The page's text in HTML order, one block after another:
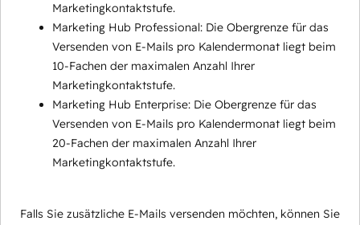
Marketingkontaktstufe.
Marketing Hub Professional: Die Obergrenze für das
Versenden von E-Mails pro Kalendermonat liegt beim
10-Fachen der maximalen Anzahl Ihrer
Marketingkontaktstufe.
Marketing Hub Enterprise: Die Obergrenze für das
Versenden von E-Mails pro Kalendermonat liegt beim
20-Fachen der maximalen Anzahl Ihrer
Marketingkontaktstufe.
Falls Sie zusätzliche E-Mails versenden möchten, können Sie